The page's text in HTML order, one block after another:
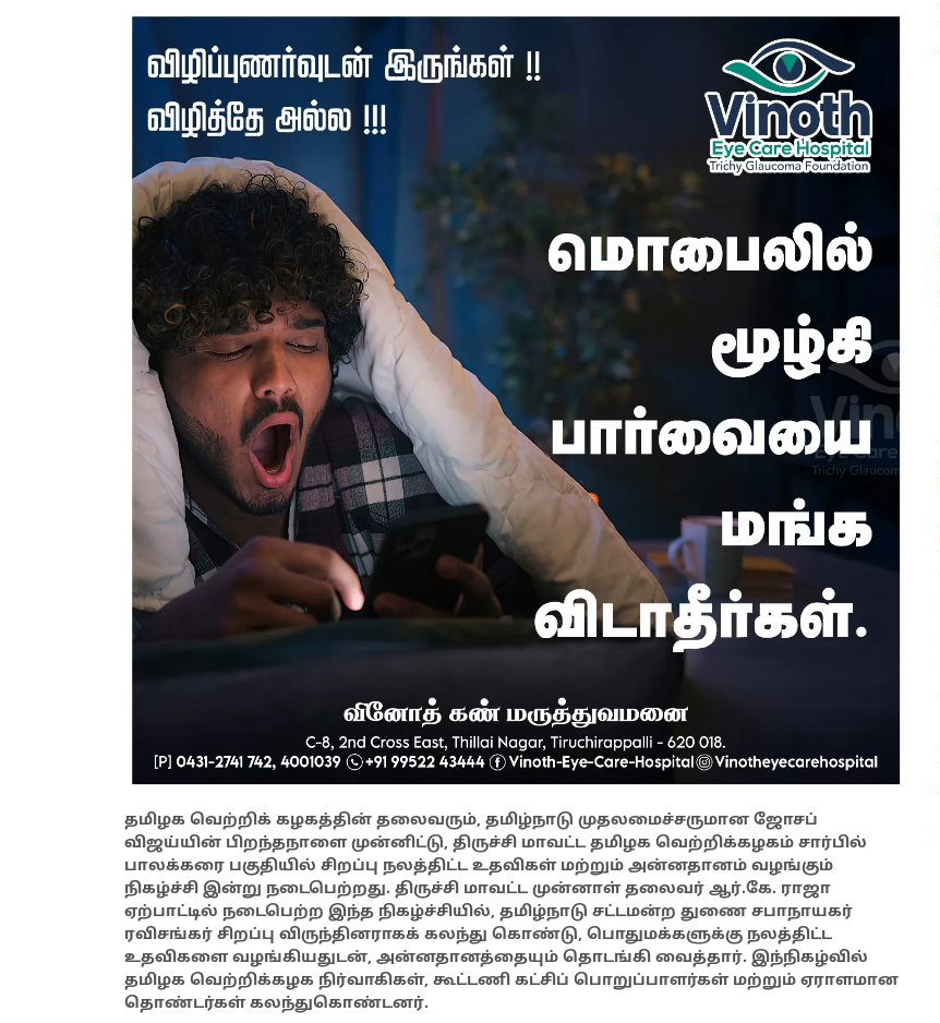
தமிழக வெற்றிக் கழகத்தின் தலைவரும், தமிழ்நாடு முதலமைச்சருமான ஜோசப்
விஜய்யின் பிறந்தநாளை முன்னிட்டு, திருச்சி மாவட்ட தமிழக வெற்றிக்கழகம் சார்பில்
பாலக்கரை பகுதியில் சிறப்பு நலத்திட்ட உதவிகள் மற்றும் அன்னதானம் வழங்கும்
நிகழ்ச்சி இன்று நடைபெற்றது. திருச்சி மாவட்ட முன்னாள் தலைவர் ஆர்.கே. ராஜா
ஏற்பாட்டில் நடைபெற்ற இந்த நிகழ்ச்சியில், தமிழ்நாடு சட்டமன்ற துணை சபாநாயகர்
ரவிசங்கர் சிறப்பு விருந்தினராகக் கலந்து கொண்டு, பொதுமக்களுக்கு நலத்திட்ட
உதவிகளை வழங்கியதுடன், அன்னதானத்தையும் தொடங்கி வைத்தார். இந்நிகழ்வில்
தமிழக வெற்றிக்கழக நிர்வாகிகள், கூட்டணி கட்சிப் பொறுப்பாளர்கள் மற்றும் ஏராளமான
தொண்டர்கள் கலந்துகொண்டனர்.